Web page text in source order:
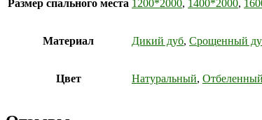
Размер спального места 1200*2000, 1400*2000,
Материал Дикий дуб, Срощенный
Цвет Натуральный,